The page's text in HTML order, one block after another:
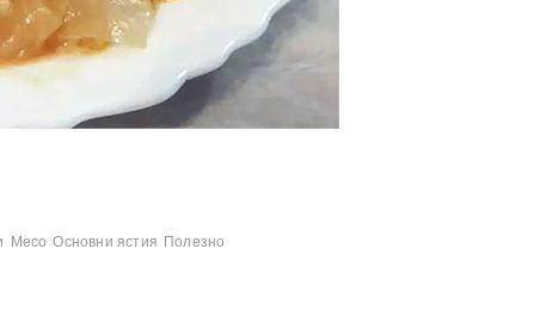
Месо Основни ястия Полезно